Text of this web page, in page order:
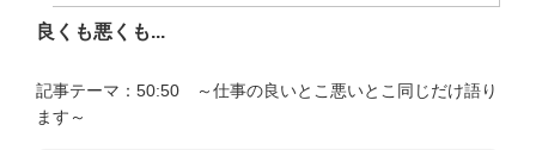
良くも悪くも...
記事テーマ：50:50 ～仕事の良いとこ悪いとこ同じだけ語り
ます～